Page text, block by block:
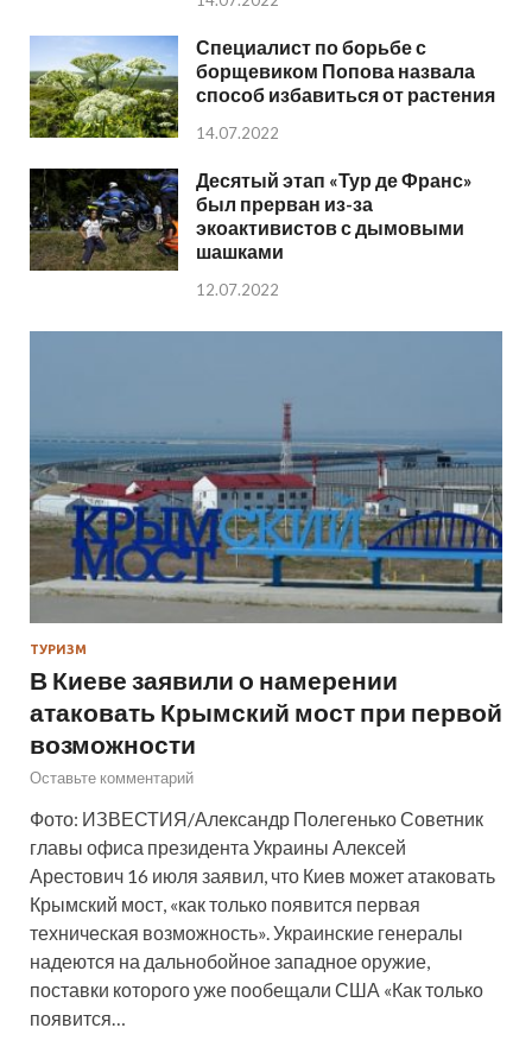
Специалист по борьбе с
борщевиком Попова назвала
способ избавиться от растения
14.07.2022
Десятый этап «Тур де Франс»
был прерван из-за
экоактивистов с дымовыми
шашками
12.07.2022
ТУРИЗМ
В Киеве заявили о намерении
атаковать Крымский мост при первой
возможности
Оставьте комментарий
Фото: ИЗВЕСТИЯ/Александр Полегенько Советник
главы офиса президента Украины Алексей
Арестович 16 июля заявил, что Киев может атаковать
Крымский мост, «как только появится первая
техническая возможность». Украинские генералы
надеются на дальнобойное западное оружие,
поставки которого уже пообещали США «Как только
появится…